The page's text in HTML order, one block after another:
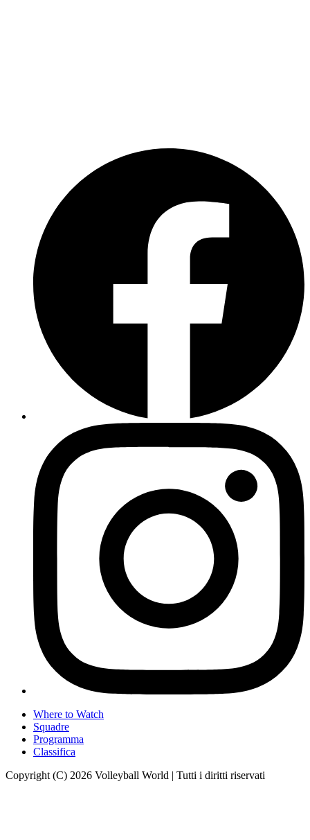
Where to Watch
Squadre
Programma
Classifica
Copyright (C) 2026 Volleyball World | Tutti i diritti riservati